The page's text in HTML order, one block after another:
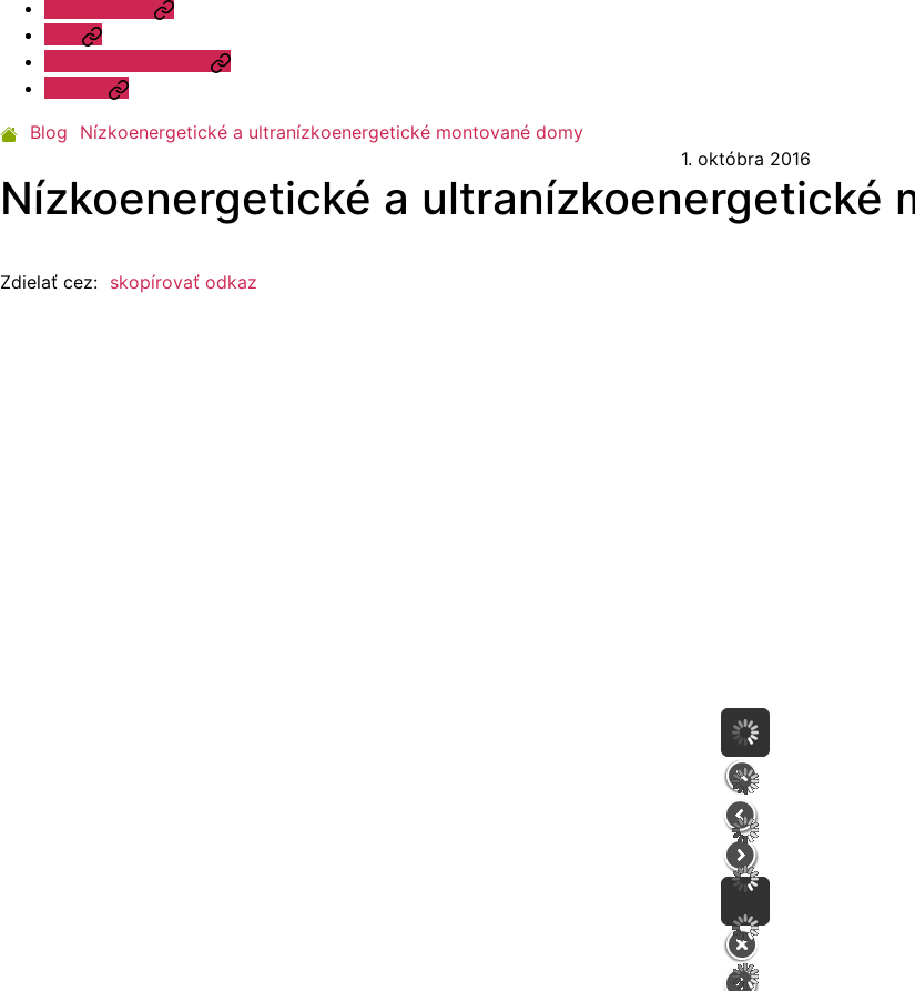
Blog
Nízkoenergetické a ultranízkoenergetické montované domy
1. októbra 2016
Nízkoenergetické a ultranízkoenergetické
Zdielať cez: skopírovať odkaz